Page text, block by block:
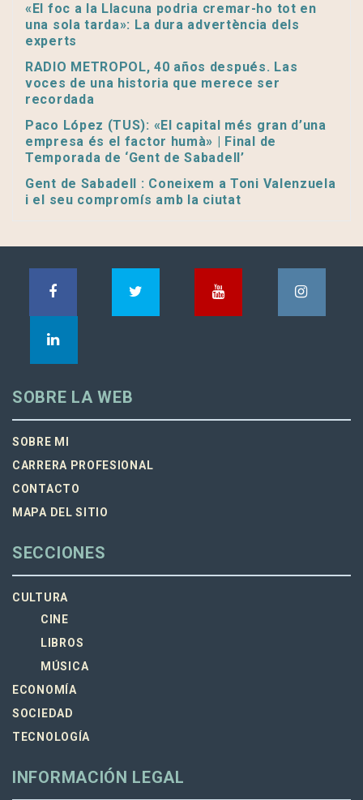
«El foc a la Llacuna podria cremar-ho tot en
una sola tarda»: La dura advertència dels
experts
RADIO METROPOL, 40 años después. Las
voces de una historia que merece ser
recordada
Paco López (TUS): «El capital més gran d’una
empresa és el factor humà» | Final de
Temporada de ‘Gent de Sabadell’
Gent de Sabadell : Coneixem a Toni Valenzuela
i el seu compromís amb la ciutat
SOBRE LA WEB
SOBRE MI
CARRERA PROFESIONAL
CONTACTO
MAPA DEL SITIO
SECCIONES
CULTURA
CINE
LIBROS
MÚSICA
ECONOMÍA
SOCIEDAD
TECNOLOGÍA
INFORMACIÓN LEGAL